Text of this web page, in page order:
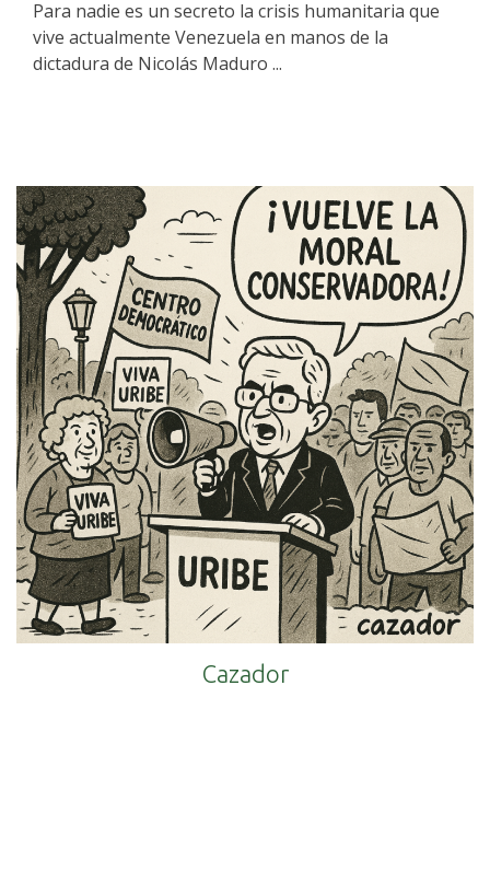
Para nadie es un secreto la crisis humanitaria que
vive actualmente Venezuela en manos de la
dictadura de Nicolás Maduro ...
Cazador